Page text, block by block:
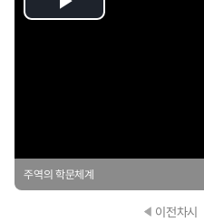
Play
주역의 학문체계
이전차시